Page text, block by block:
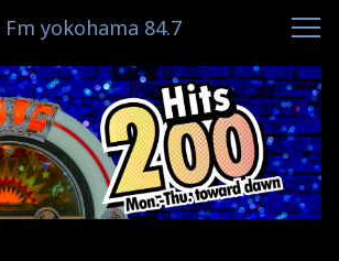
yokohama 84.7